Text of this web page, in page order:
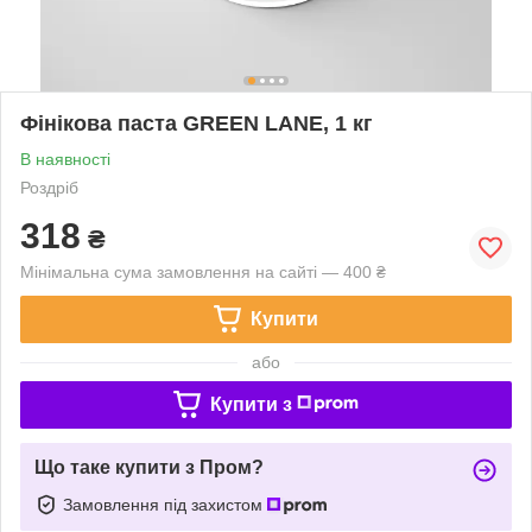
Фінікова паста GREEN LANE, 1 кг
В наявності
Роздріб
318 ₴
Мінімальна сума замовлення на сайті — 400 ₴
Купити
або
Купити з
Що таке купити з Пром?
Замовлення під захистом